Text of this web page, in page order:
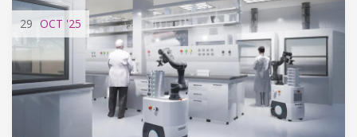
29 OCT '25